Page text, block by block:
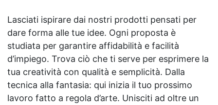
Lasciati ispirare dai nostri prodotti pensati per
dare forma alle tue idee. Ogni proposta è
studiata per garantire affidabilità e facilità
d’impiego. Trova ciò che ti serve per esprimere la
tua creatività con qualità e semplicità. Dalla
tecnica alla fantasia: qui inizia il tuo prossimo
lavoro fatto a regola d’arte. Unisciti ad oltre un